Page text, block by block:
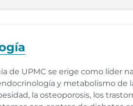
de UPMC se erige como líder
y metabolismo
la osteoporosis, los